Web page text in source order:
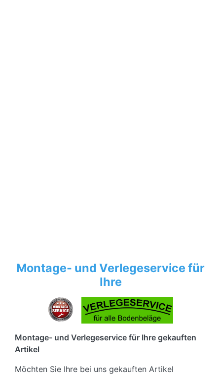
Montage- und Verlegeservice für
Ihre
Montage- und Verlegeservice für Ihre gekauften
Artikel
Möchten Sie Ihre bei uns gekauften Artikel